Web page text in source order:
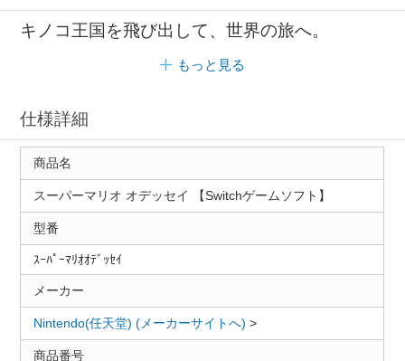
キノコ王国を飛び出して、世界の旅へ。
もっと見る
仕様詳細
商品名
スーパーマリオ オデッセイ 【Switchゲームソフト】
型番
ｽｰﾊﾟｰﾏﾘｵｵﾃﾞｯｾｲ
メーカー
Nintendo(任天堂) (メーカーサイトへ) >
商品番号